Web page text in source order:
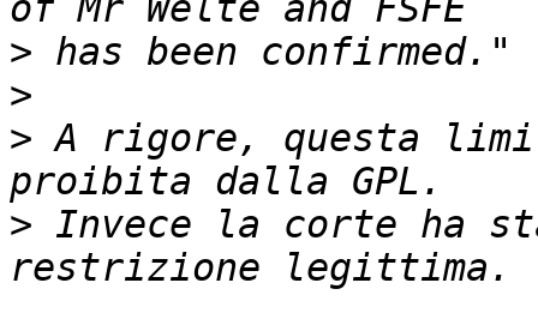
>
>
> A rigore, questa
> Invece la corte ha